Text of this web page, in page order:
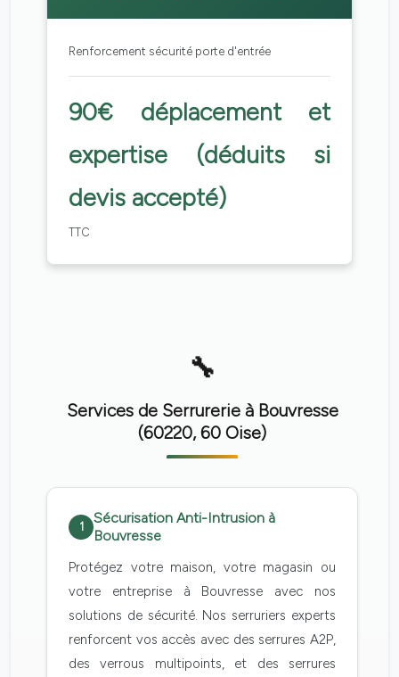
Renforcement sécurité porte d'entrée
90€ déplacement et
expertise (déduits si
devis accepté)
TTC
Services de Serrurerie à Bouvresse
(60220, 60 Oise)
1
Sécurisation Anti-Intrusion à
Bouvresse
Protégez votre maison, votre magasin ou
votre entreprise à Bouvresse avec nos
solutions de sécurité. Nos serruriers experts
renforcent vos accès avec des serrures A2P,
des verrous multipoints, et des serrures